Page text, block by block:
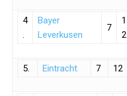
4
.
Bayer
Leverkusen
7
1
2
5. Eintracht 7 12